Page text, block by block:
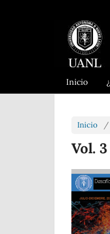
Inicio
Inicio /
Vol.